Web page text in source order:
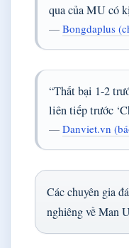
qua của MU có
— Bongdaplus
“Thất bại 1-2
liên tiếp trước
— Danviet.vn
Các chuyên gia
nghiêng về Man